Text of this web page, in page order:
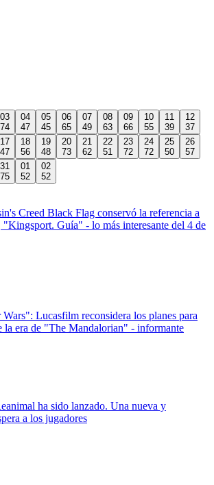
03
74
04
47
05
45
06
65
07
49
08
63
09
66
10
55
11
39
12
37
17
47
18
56
19
48
20
73
21
62
22
51
23
72
24
72
25
50
26
57
31
75
01
52
02
52
Creed Black Flag conservó la referencia a
Guía" - lo más interesante del 4 de
Lucasfilm reconsidera los planes para
la era de "The Mandalorian" - informante
ha sido lanzado. Una nueva y
a los jugadores